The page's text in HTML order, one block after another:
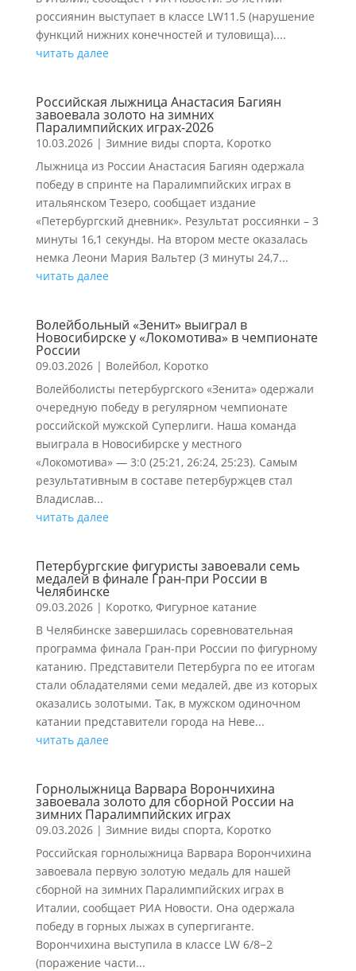
россиянин выступает в классе LW11.5 (нарушение
функций нижних конечностей и туловища)....
читать далее
Российская лыжница Анастасия Багиян
завоевала золото на зимних
Паралимпийских играх-2026
10.03.2026| Зимние виды спорта, Коротко
Лыжница из России Анастасия Багиян одержала
победу в спринте на Паралимпийских играх в
итальянском Тезеро, сообщает издание
«Петербургский дневник». Результат россиянки – 3
минуты 16,1 секунды. На втором месте оказалась
немка Леони Мария Вальтер (3 минуты 24,7...
читать далее
Волейбольный «Зенит» выиграл в
Новосибирске у «Локомотива» в чемпионате
России
09.03.2026| Волейбол, Коротко
Волейболисты петербургского «Зенита» одержали
очередную победу в регулярном чемпионате
российской мужской Суперлиги. Наша команда
выиграла в Новосибирске у местного
«Локомотива» — 3:0 (25:21, 26:24, 25:23). Самым
результативным в составе петербуржцев стал
Владислав...
читать далее
Петербургские фигуристы завоевали семь
медалей в финале Гран-при России в
Челябинске
09.03.2026| Коротко, Фигурное катание
В Челябинске завершилась соревновательная
программа финала Гран-при России по фигурному
катанию. Представители Петербурга по ее итогам
стали обладателями семи медалей, две из которых
оказались золотыми. Так, в мужском одиночном
катании представители города на Неве...
читать далее
Горнолыжница Варвара Ворончихина
завоевала золото для сборной России на
зимних Паралимпийских играх
09.03.2026| Зимние виды спорта, Коротко
Российская горнолыжница Варвара Ворончихина
завоевала первую золотую медаль для нашей
сборной на зимних Паралимпийских играх в
Италии, сообщает РИА Новости. Она одержала
победу в горных лыжах в супергиганте.
Ворончихина выступила в классе LW 6/8−2
(поражение части...